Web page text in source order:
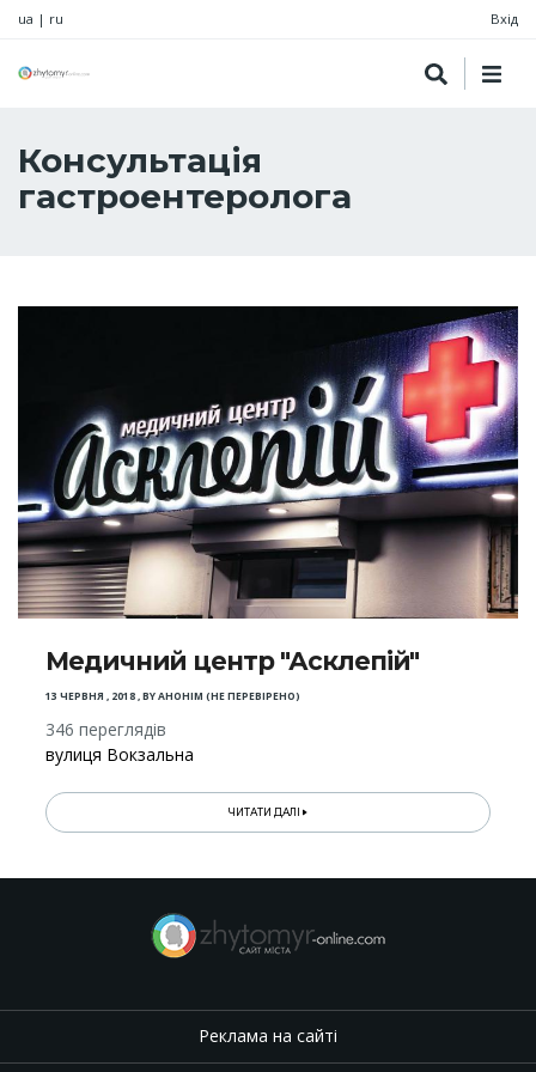
ua | ru Вхід
Консультація
гастроентеролога
Медичний центр "Асклепій"
13 ЧЕРВНЯ , 2018,BYАНОНІМ (НЕ ПЕРЕВІРЕНО)
346 переглядів
вулиця Вокзальна
ЧИТАТИ ДАЛІ
Реклама на сайті